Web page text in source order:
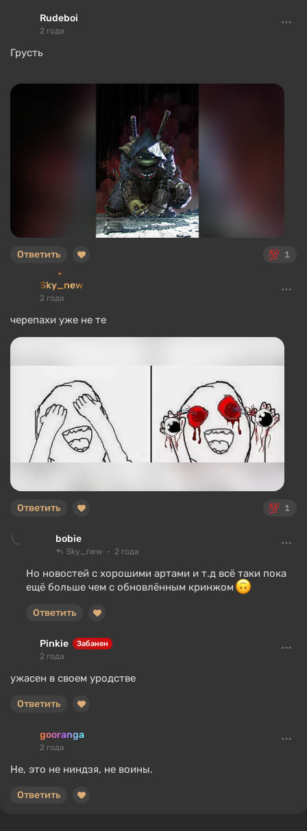
Rudeboi
2 года
Грусть
1
Ответить
Sky_new
2 года
черепахи уже не те
1
Ответить
bobie
Sky_new 2 года
Но новостей с хорошими артами и т.д всё таки пока
ещё больше чем с обновлённым кринжом
Ответить
Pinkie Забанен
2 года
ужасен в своем уродстве
Ответить
gooranga
2 года
Не, это не ниндзя, не воины.
Ответить